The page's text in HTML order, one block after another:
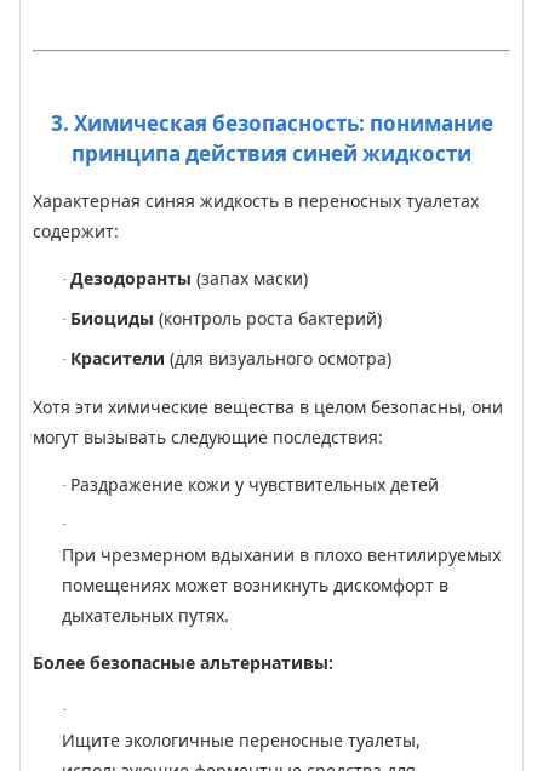
3. Химическая безопасность: понимание
принципа действия синей жидкости
Характерная синяя жидкость в переносных туалетах
содержит:
· Дезодоранты (запах маски)
· Биоциды (контроль роста бактерий)
· Красители (для визуального осмотра)
Хотя эти химические вещества в целом безопасны, они
могут вызывать следующие последствия:
· Раздражение кожи у чувствительных детей
·
При чрезмерном вдыхании в плохо вентилируемых
помещениях может возникнуть дискомфорт в
дыхательных путях.
Более безопасные альтернативы:
·
Ищите экологичные переносные туалеты,